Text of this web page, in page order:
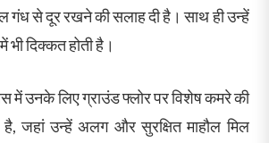
से दूर रखने की सलाह दी है। साथ ही उन्हें
दिक्कत होती है।
में उनके लिए ग्राउंड फ्लोर पर विशेष कमरे की
है, जहां उन्हें अलग और सुरक्षित माहौल मिल